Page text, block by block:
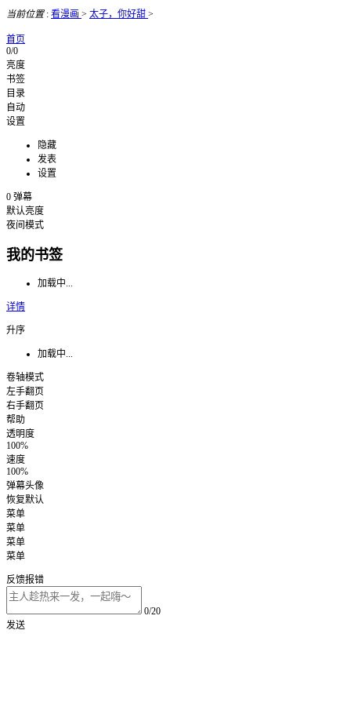
当前位置: 看漫画 > 太子，你好甜 >
首页
0/0
亮度
书签
目录
自动
设置
隐藏
发表
设置
0 弹幕
默认亮度
夜间模式
我的书签
加载中...
详情
升序
加载中...
卷轴模式
左手翻页
右手翻页
帮助
透明度
100%
速度
100%
弹幕头像
恢复默认
菜单
菜单
菜单
菜单
反馈报错
0/20
发送